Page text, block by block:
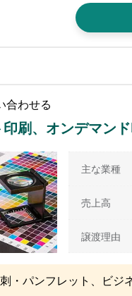
合わせる
刷、オンデマン
主な業種
売上高
譲渡理由
・パンフレット、ビジ